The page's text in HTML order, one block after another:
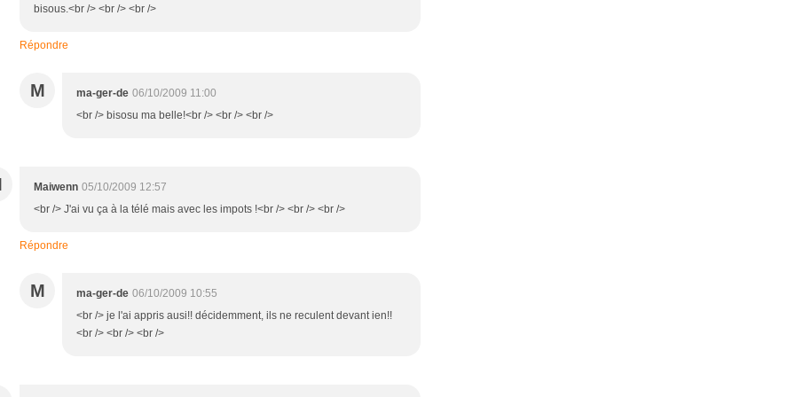
bisous.<br /> <br /> <br />
Répondre
M ma-ger-de 06/10/2009 11:00
<br /> bisosu ma belle!<br /> <br /> <br />
Maiwenn 05/10/2009 12:57
<br /> J'ai vu ça à la télé mais avec les impots !<br /> <br /> <br />
Répondre
M ma-ger-de 06/10/2009 10:55
<br /> je l'ai appris ausi!! décidemment, ils ne reculent devant ien!!
<br /> <br /> <br />